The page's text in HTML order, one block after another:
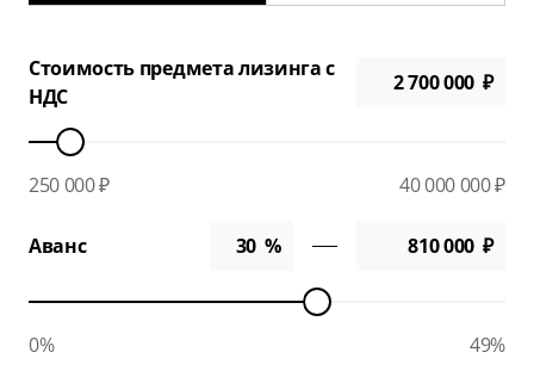
Стоимость предмета лизинга с
НДС
250 000 ₽ 40 000 000 ₽
Аванс
0% 49%